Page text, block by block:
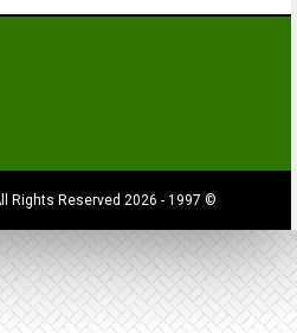
© 1997 - 2026
Rights Reserved®